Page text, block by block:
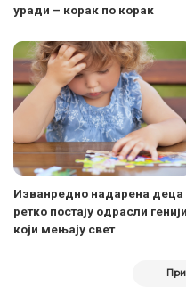
уради – корак по корак
Изванредно надарена деца
ретко постају одрасли генији
који мењају свет